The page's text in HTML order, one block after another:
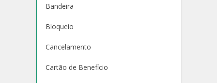
Bandeira
Bloqueio
Cancelamento
Cartão de Benefício